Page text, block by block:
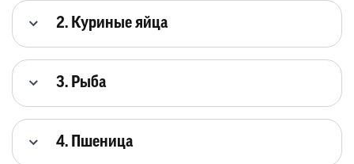
2. Куриные яйца
3. Рыба
4. Пшеница